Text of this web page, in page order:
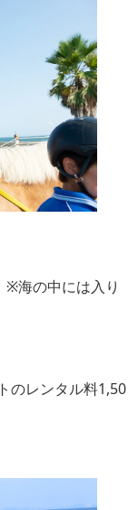
海の中には入り
のレンタル料1,50